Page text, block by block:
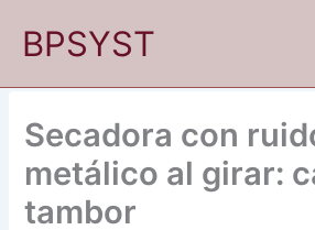
BPSYST
Secadora con
metálico al girar:
tambor